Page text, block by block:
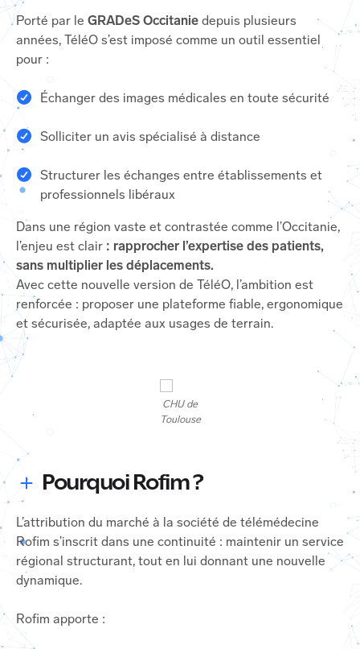
Porté par le GRADeS Occitanie depuis plusieurs
années, TéléO s’est imposé comme un outil essentiel
pour :
Échanger des images médicales en toute sécurité
Solliciter un avis spécialisé à distance
Structurer les échanges entre établissements et
professionnels libéraux
Dans une région vaste et contrastée comme l’Occitanie,
l’enjeu est clair : rapprocher l’expertise des patients,
sans multiplier les déplacements.
Avec cette nouvelle version de TéléO, l’ambition est
renforcée : proposer une plateforme fiable, ergonomique
et sécurisée, adaptée aux usages de terrain.
CHU de
Toulouse
Pourquoi Rofim ?
L’attribution du marché à la société de télémédecine
Rofim s’inscrit dans une continuité : maintenir un service
régional structurant, tout en lui donnant une nouvelle
dynamique.
Rofim apporte :